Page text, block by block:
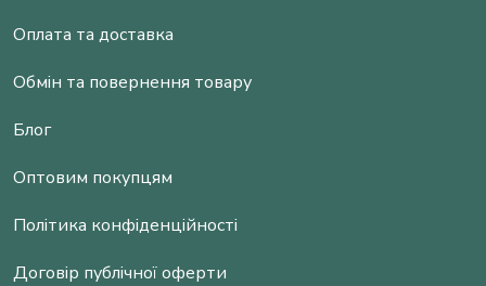
Оплата та доставка
Обмін та повернення товару
Блог
Оптовим покупцям
Політика конфіденційності
Договір публічної оферти